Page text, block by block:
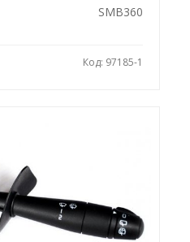
SMB360
Код: 97185-1